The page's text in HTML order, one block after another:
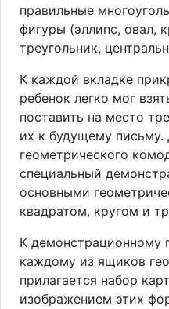
правильные
фигуры (эллипс, овал,
треугольник,
К каждой вкладке
ребенок легко мог
поставить на место
их к будущему письму.
геометрического
специальный
основными
квадратом, кругом и
К демонстрационному
каждому из ящиков
прилагается набор
изображением этих